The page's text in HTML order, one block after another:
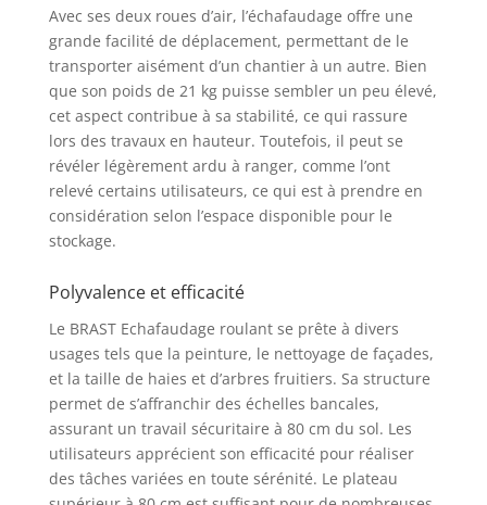
remplies d’air
permettent en outre,
une fois montées, un
déplacement rapide
vers le lieu d’utilisation
respectif Que vous
réalisiez des travaux
de réparation à la
maison, coupiez des
arbres ou peigniez les
l’assistant idéal à
l’intérieur !
Avec ses deux roues d’air, l’échafaudage offre une
grande facilité de déplacement, permettant de le
transporter aisément d’un chantier à un autre. Bien
que son poids de 21 kg puisse sembler un peu élevé,
cet aspect contribue à sa stabilité, ce qui rassure
lors des travaux en hauteur. Toutefois, il peut se
révéler légèrement ardu à ranger, comme l’ont
relevé certains utilisateurs, ce qui est à prendre en
considération selon l’espace disponible pour le
stockage.
Polyvalence et efficacité
Le BRAST Echafaudage roulant se prête à divers
usages tels que la peinture, le nettoyage de façades,
et la taille de haies et d’arbres fruitiers. Sa structure
permet de s’affranchir des échelles bancales,
assurant un travail sécuritaire à 80 cm du sol. Les
utilisateurs apprécient son efficacité pour réaliser
des tâches variées en toute sérénité. Le plateau